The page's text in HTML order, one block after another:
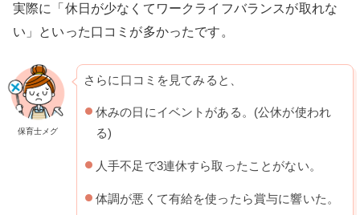
実際に「休日が少なくてワークライフバランスが取れな
い」といった口コミが多かったです。
保育士メグ
さらに口コミを見てみると、
休みの日にイベントがある。(公休が使われ
る)
人手不足で3連休すら取ったことがない。
体調が悪くて有給を使ったら賞与に響いた。